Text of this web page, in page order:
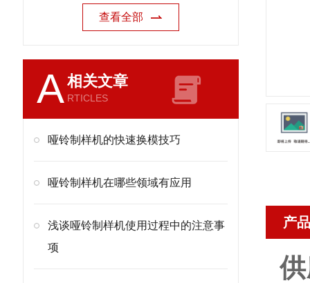
查看全部
A相关文章
RTICLES
哑铃制样机的快速换模技巧
哑铃制样机在哪些领域有应用
浅谈哑铃制样机使用过程中的注意事
项
产